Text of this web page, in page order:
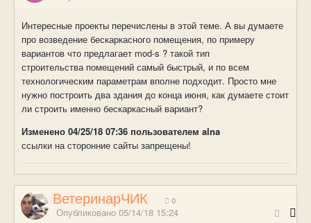
Интересные проекты перечислены в этой теме. А вы думаете
про возведение бескаркасного помещения, по примеру
вариантов что предлагает mod-s ? такой тип
строительства помещений самый быстрый, и по всем
технологическим параметрам вполне подходит. Просто мне
нужно построить два здания до конца июня, как думаете стоит
ли строить именно бескаркасный вариант?
Изменено 04/25/18 07:36 пользователем alna
ссылки на сторонние сайты запрещены!
ВетеринарЧИК 0
Опубликовано 05/14/18 15:24